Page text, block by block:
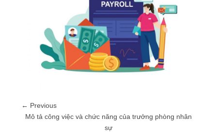
← Previous
Mô tả công việc và chức năng của trưởng phòng nhân
sự